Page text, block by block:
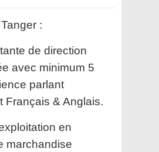
:
de direction
avec minimum 5
parlant
Français & Anglais.
en
marchandise